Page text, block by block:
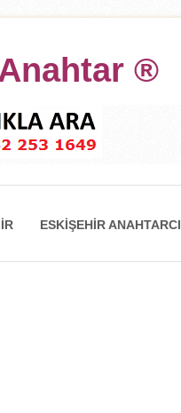
®
ESKIŞEHIR ANAHTARCI